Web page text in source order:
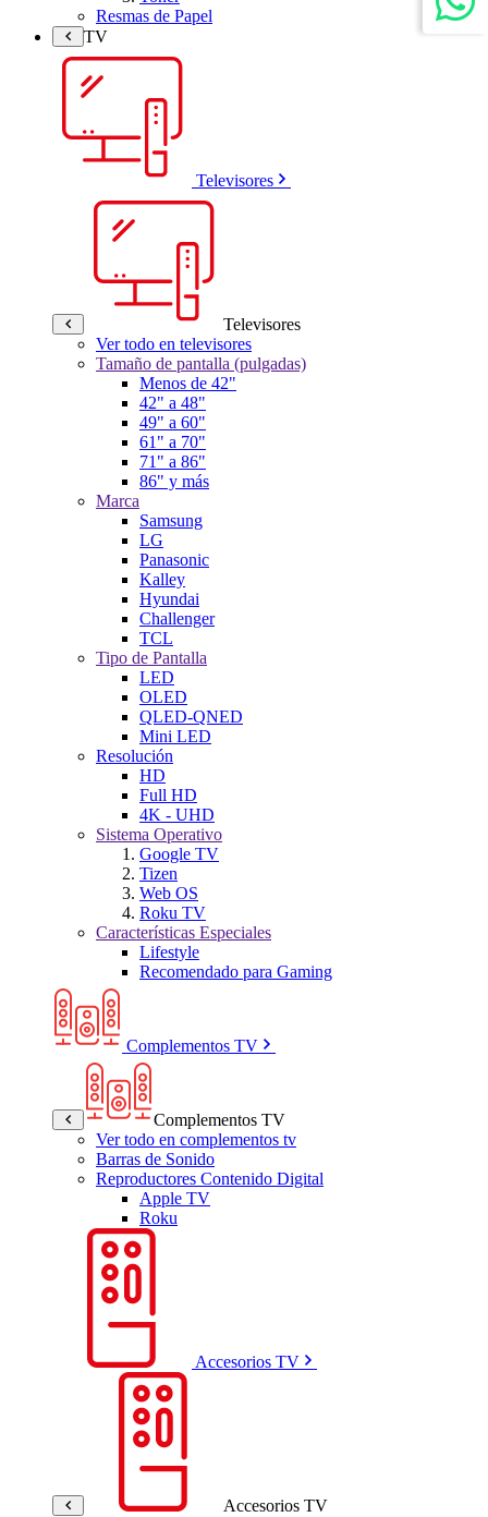
Resmas de Papel
TV
Televisores
Televisores
Ver todo en televisores
Tamaño de pantalla (pulgadas)
Menos de 42"
42" a 48"
49" a 60"
61" a 70"
71" a 86"
86" y más
Marca
Samsung
LG
Panasonic
Kalley
Hyundai
Challenger
TCL
Tipo de Pantalla
LED
OLED
QLED-QNED
Mini LED
Resolución
HD
Full HD
4K - UHD
Sistema Operativo
Google TV
Tizen
Web OS
Roku TV
Características Especiales
Lifestyle
Recomendado para Gaming
Complementos TV
Complementos TV
Ver todo en complementos tv
Barras de Sonido
Reproductores Contenido Digital
Apple TV
Roku
Accesorios TV
Accesorios TV